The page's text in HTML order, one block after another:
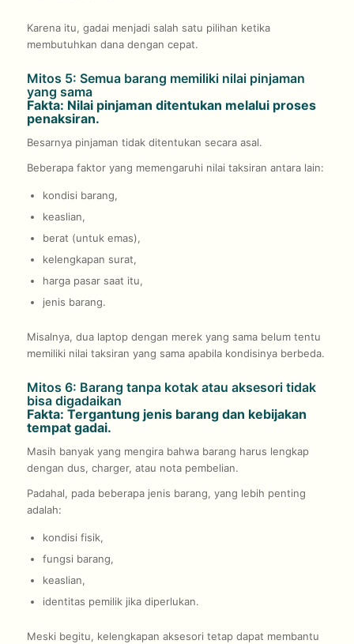
Karena itu, gadai menjadi salah satu pilihan ketika
membutuhkan dana dengan cepat.
Mitos 5: Semua barang memiliki nilai pinjaman
yang sama
Fakta: Nilai pinjaman ditentukan melalui proses
penaksiran.
Besarnya pinjaman tidak ditentukan secara asal.
Beberapa faktor yang memengaruhi nilai taksiran antara lain:
kondisi barang,
keaslian,
berat (untuk emas),
kelengkapan surat,
harga pasar saat itu,
jenis barang.
Misalnya, dua laptop dengan merek yang sama belum tentu
memiliki nilai taksiran yang sama apabila kondisinya berbeda.
Mitos 6: Barang tanpa kotak atau aksesori tidak
bisa digadaikan
Fakta: Tergantung jenis barang dan kebijakan
tempat gadai.
Masih banyak yang mengira bahwa barang harus lengkap
dengan dus, charger, atau nota pembelian.
Padahal, pada beberapa jenis barang, yang lebih penting
adalah:
kondisi fisik,
fungsi barang,
keaslian,
identitas pemilik jika diperlukan.
Meski begitu, kelengkapan aksesori tetap dapat membantu